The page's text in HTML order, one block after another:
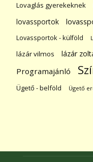
Lovaglás gyerekeknek
lovassportok
Lovassportok - külföld
lázár vilmos lázár
Programajánló
Ügető - belföld Ügető